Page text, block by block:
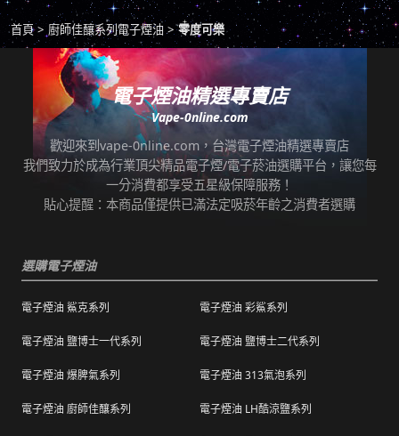
*提示2：至便利店付款並取貨者，請確認您提
交訂單時的暱稱與包裹是否一致，順利付款後
即可取貨。
*提示3：使用超商到店未取貨者，或會影響
「超商取貨信用」而導致無法再次使用超商取
貨服務，請顧客及時前往取貨。
任何運輸配送方式皆有發生延誤之可能，我們
保證訂單成立後會在24小時內出貨，但無法保
證物流配送零機率延遲。
統更新時間，會有所出入）
海外運送：
海外顧客如需訂購，請聯絡客服中心協助海外
商品若有任何瑕疵問題，請拍照/錄影並聯絡本
站客服，以利於退/換貨保固處理。
七天鑑賞期內有任何非人為問題，可免費退/換
貨。超過七天鑑賞期後若要退/換全新未拆封非
瑕疵商品，將收取總金額的20%服務費，並需
自行承擔來回運費。
本站所有商品在運送途中均有可能因為壓力改
變而造成滲漏問題，如發現滲漏，請拍照/錄影
並聯絡客服進行免費退換。有其他疑慮請聯絡
客服。
裝上黏貼紙張或書寫文字。
購買之商品若符合促銷活動（ 如滿減、免運等
首頁 廚師佳釀系列電子煙油 零度可樂
電子煙油精選專賣店
Vape-0nline.com
歡迎來到vape-0nline.com，台灣電子煙油精選專賣店
我們致力於成為行業頂尖精品電子煙/電子菸油選購平台，讓您每
一分消費都享受五星級保障服務！
貼心提醒：本商品僅提供已滿法定吸菸年齡之消費者選購
選購電子煙油
電子煙油 鯊克系列 電子煙油 彩鯊系列
電子煙油 鹽博士一代系列 電子煙油 鹽博士二代系列
電子煙油 爆脾氣系列 電子煙油 313氣泡系列
電子煙油 廚師佳釀系列 電子煙油 LH酷涼鹽系列